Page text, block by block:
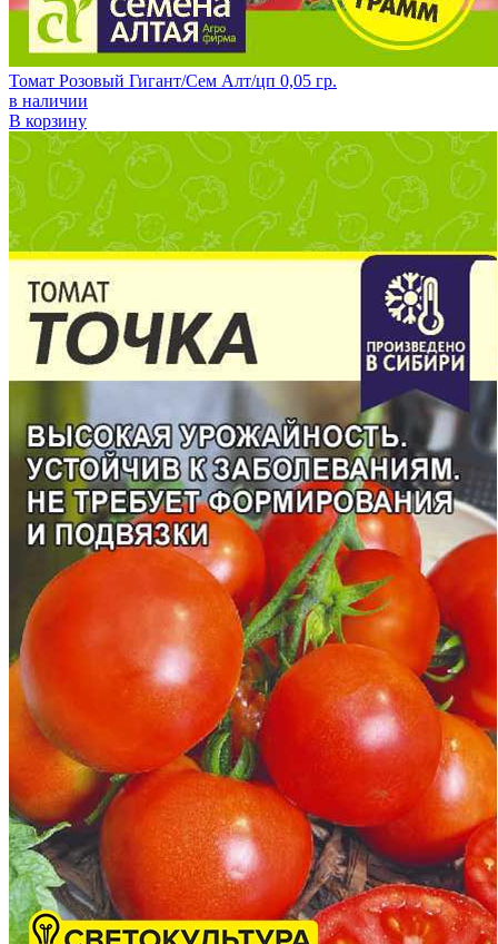
Томат Розовый Гигант/Сем Алт/цп 0,05 гр.
в наличии
В корзину